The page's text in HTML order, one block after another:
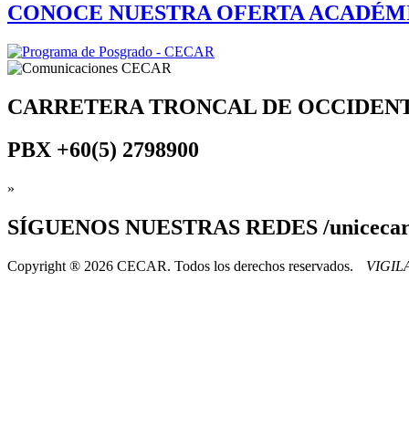
CONOCE NUESTRA OFERTA
CARRETERA TRONCAL DE
PBX +60(5) 2798900
»
SÍGUENOS NUESTRAS REDES /
Copyright ® 2026 CECAR. Todos los derechos reservados.